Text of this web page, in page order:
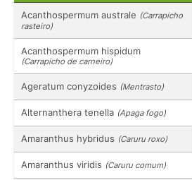
Acanthospermum australe (Carrapicho
rasteiro)
Acanthospermum hispidum
(Carrapicho de carneiro)
Ageratum conyzoides (Mentrasto)
Alternanthera tenella (Apaga fogo)
Amaranthus hybridus (Caruru roxo)
Amaranthus viridis (Caruru comum)